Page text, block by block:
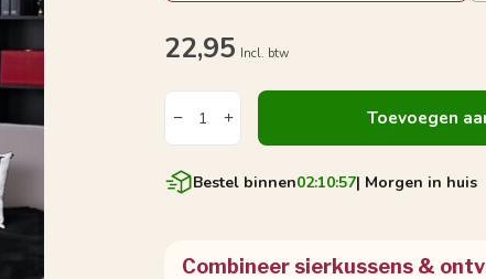
22,95 Incl. btw
Toevoegen
Bestel binnen02:10:56| Morgen in huis
Combineer sierkussens &